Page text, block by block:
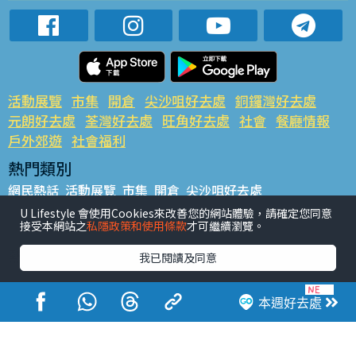
本週好去處
活動展覽 市集 開倉 尖沙咀好去處 銅鑼灣好去處
元朗好去處 荃灣好去處 旺角好去處 社會 餐廳情報
戶外郊遊 社會福利
熱門類別
網民熱話 活動展覽 市集 開倉 尖沙咀好去處
銅鑼灣好去處 元朗好去處 荃灣好去處 旺角好去處 社會
餐廳情報 戶外郊遊
熱門標籤
#UGO搵好去處 #人氣活動推介 #美食社群熱話
#親子玩樂好去處
#ULifestyle應用程式
#限時搶
#UJetso禮物放送
#ULifestyle商戶中心 #著數 #網絡熱話
U Lifestyle 會使用Cookies來改善您的網站體驗，請確定您同意
接受本網站之私隱政策和使用條款才可繼續瀏覽。
我已閱讀及同意